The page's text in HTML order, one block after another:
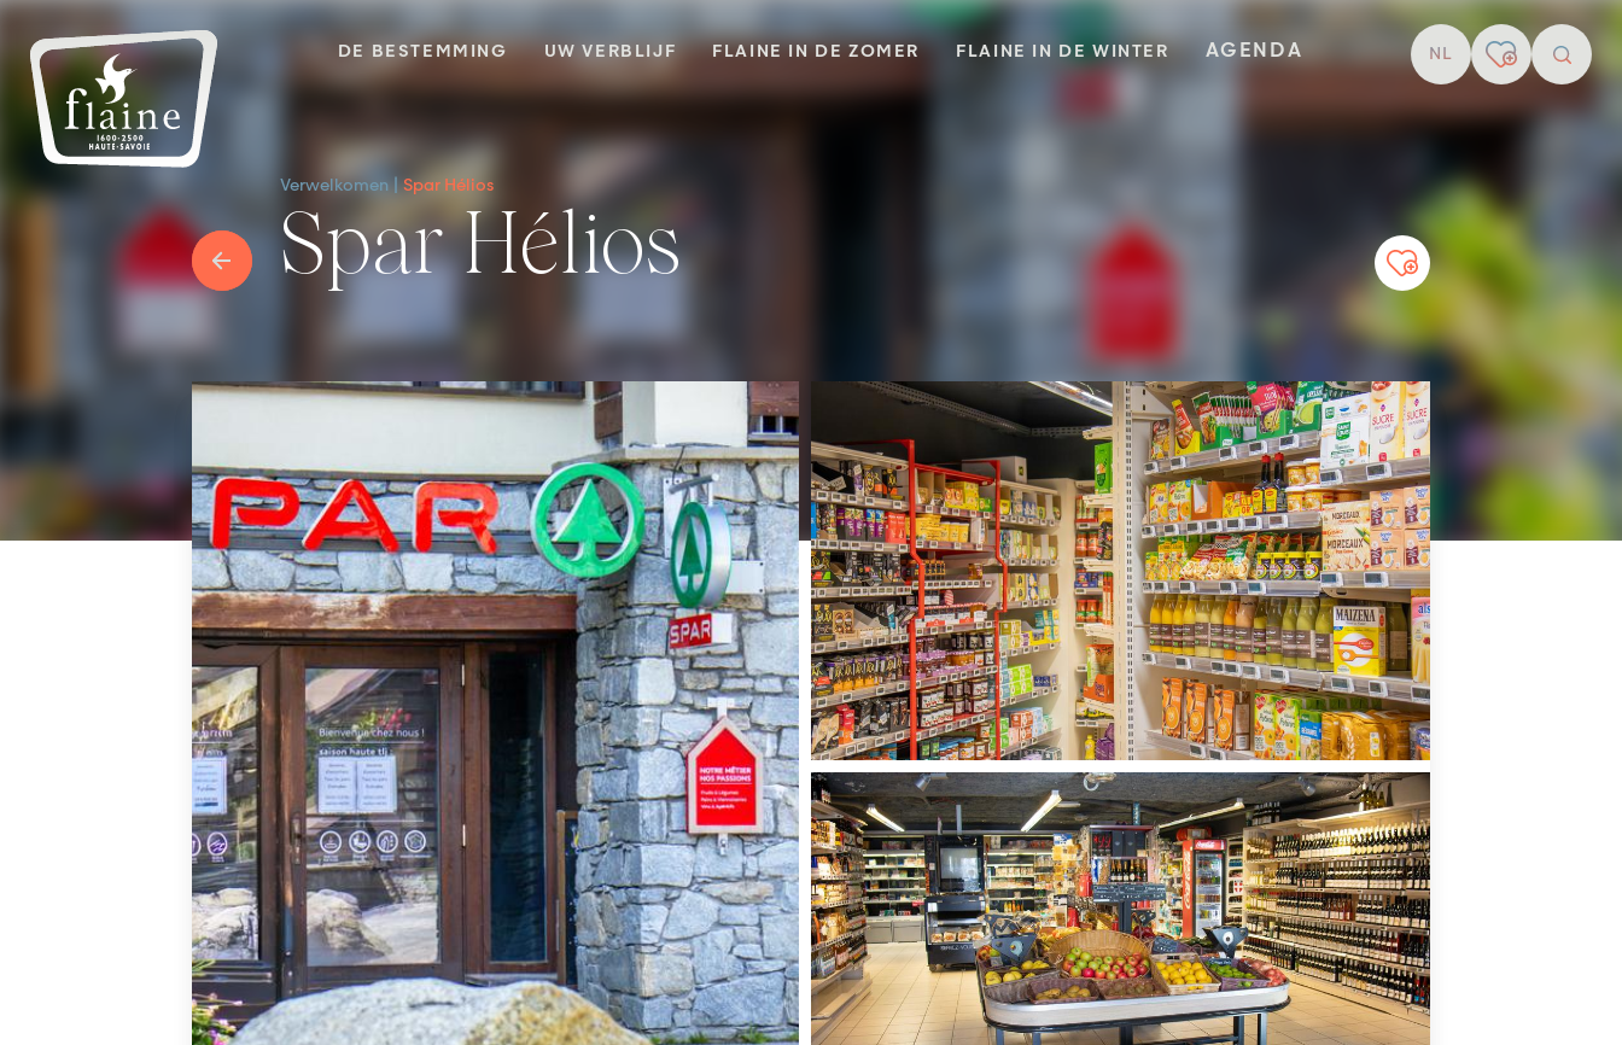
DE BESTEMMING UW VERBLIJF FLAINE IN DE ZOMER FLAINE IN DE WINTER AGENDA NL
Verwelkomen Spar Hélios
Spar Hélios